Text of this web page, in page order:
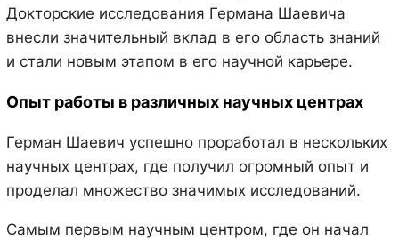
Докторские исследования Германа Шаевича
внесли значительный вклад в его область знаний
и стали новым этапом в его научной карьере.
Опыт работы в различных научных центрах
Герман Шаевич успешно проработал в нескольких
научных центрах, где получил огромный опыт и
проделал множество значимых исследований.
Самым первым научным центром, где он начал